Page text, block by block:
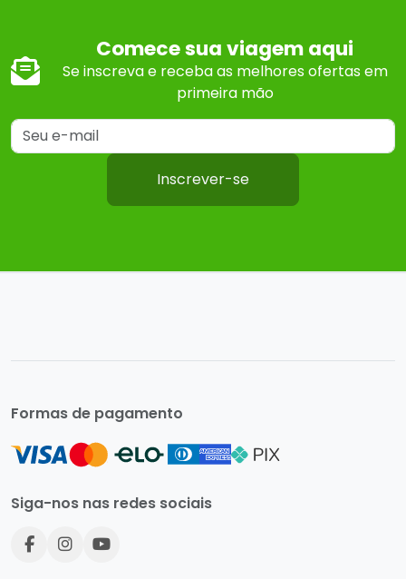
Comece sua viagem aqui
Se inscreva e receba as melhores ofertas em
primeira mão
Inscrever-se
Formas de pagamento
Siga-nos nas redes sociais